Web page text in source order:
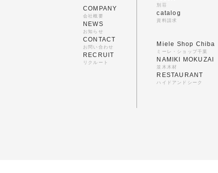
COMPANY
会社概要
NEWS
お知らせ
CONTACT
お問い合わせ
RECRUIT
リクルート
別荘
catalog
資料請求
Miele Shop Chiba
ミーレ・ショップ千葉
NAMIKI MOKUZAI
並木木材
RESTAURANT
ハイドアンドシーク